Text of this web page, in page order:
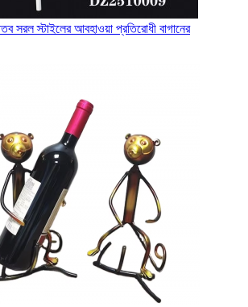
সরল স্টাইলের আবহাওয়া প্রতিরোধী বাগানের